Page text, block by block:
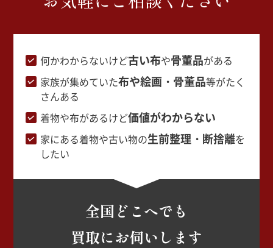
何かわからないけど古い布や骨董品がある
家族が集めていた布や絵画・骨董品等がたく
さんある
着物や布があるけど価値がわからない
家にある着物や古い物の生前整理・断捨離を
したい
全国どこへでも
買取にお伺いします